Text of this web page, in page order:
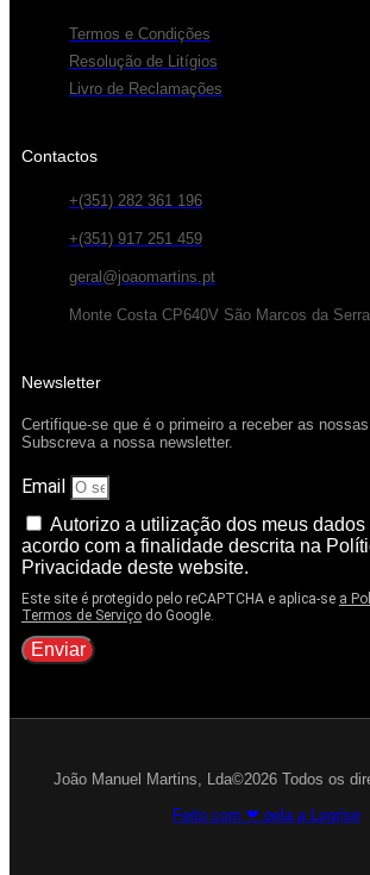
Termos e Condições
Resolução de Litígios
Livro de Reclamações
Contactos
+(351) 282 361 196
+(351) 917 251 459
geral@joaomartins.pt
Monte Costa CP640V São Marcos da
Newsletter
Certifique-se que é o primeiro a receber as
Subscreva a nossa newsletter.
Email
Autorizo a utilização dos meus
acordo com a finalidade descrita na
Privacidade deste website.
Este site é protegido pelo reCAPTCHA e aplica-se a
Termos de Serviço do Google.
Enviar
João Manuel Martins, Lda©2026 Todos os
Feito com ❤ pela a Logrise